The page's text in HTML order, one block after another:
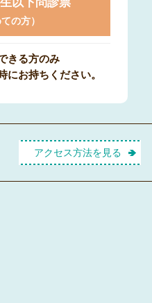
の方）
きる方のみ
にお持ちください。
アクセス方法を見る